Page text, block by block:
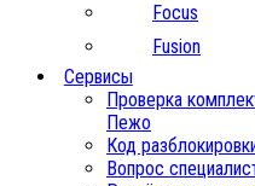
Focus
Fusion
Сервисы
Проверка
Пежо
Код
Вопрос